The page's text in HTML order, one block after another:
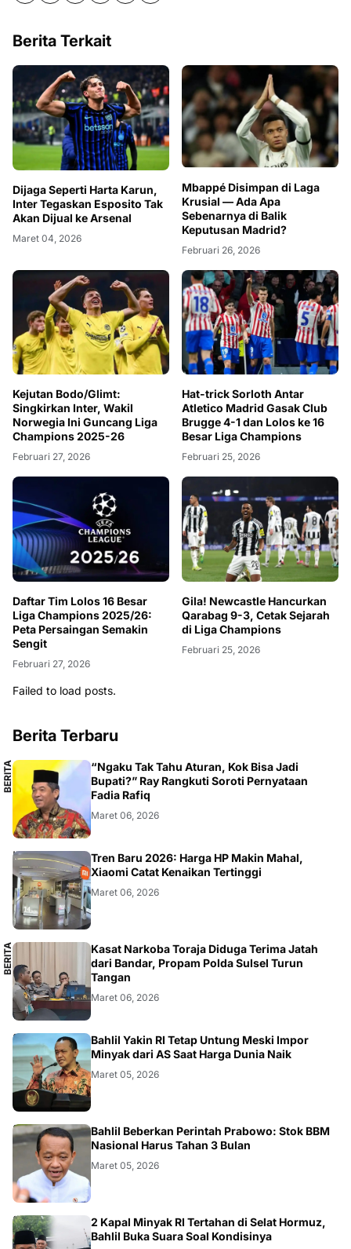
Berita Terkait
Dijaga Seperti Harta Karun,
Inter Tegaskan Esposito Tak
Akan Dijual ke Arsenal
Maret 04, 2026
Mbappé Disimpan di Laga
Krusial — Ada Apa
Sebenarnya di Balik
Keputusan Madrid?
Februari 26, 2026
Kejutan Bodo/Glimt:
Singkirkan Inter, Wakil
Norwegia Ini Guncang Liga
Champions 2025-26
Februari 27, 2026
Hat-trick Sorloth Antar
Atletico Madrid Gasak Club
Brugge 4-1 dan Lolos ke 16
Besar Liga Champions
Februari 25, 2026
Daftar Tim Lolos 16 Besar
Liga Champions 2025/26:
Peta Persaingan Semakin
Sengit
Februari 27, 2026
Gila! Newcastle Hancurkan
Qarabag 9-3, Cetak Sejarah
di Liga Champions
Februari 25, 2026
Failed to load posts.
Berita Terbaru
B
E
R
I
T
A
L
O
K
AL
“Ngaku Tak Tahu Aturan, Kok Bisa Jadi
Bupati?” Ray Rangkuti Soroti Pernyataan
Fadia Rafiq
Maret 06, 2026
SMARTPHONE
Tren Baru 2026: Harga HP Makin Mahal,
Xiaomi Catat Kenaikan Tertinggi
Maret 06, 2026
B
E
R
I
T
A
L
O
K
AL
Kasat Narkoba Toraja Diduga Terima Jatah
dari Bandar, Propam Polda Sulsel Turun
Tangan
Maret 06, 2026
BISNIS
Bahlil Yakin RI Tetap Untung Meski Impor
Minyak dari AS Saat Harga Dunia Naik
Maret 05, 2026
BISNIS
Bahlil Beberkan Perintah Prabowo: Stok BBM
Nasional Harus Tahan 3 Bulan
Maret 05, 2026
BISNIS
2 Kapal Minyak RI Tertahan di Selat Hormuz,
Bahlil Buka Suara Soal Kondisinya